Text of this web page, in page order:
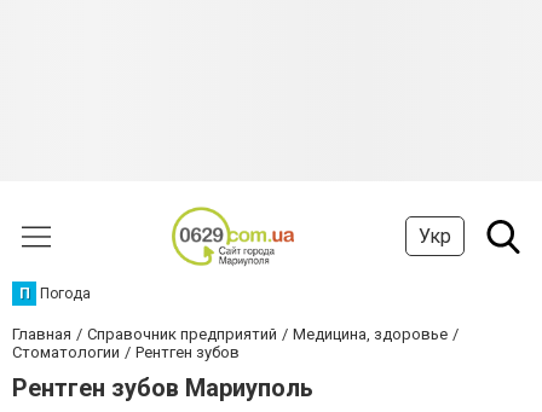
Укр
П Погода
Главная Справочник предприятий
Медицина, здоровье
Стоматологии
Рентген зубов
Рентген зубов Мариуполь